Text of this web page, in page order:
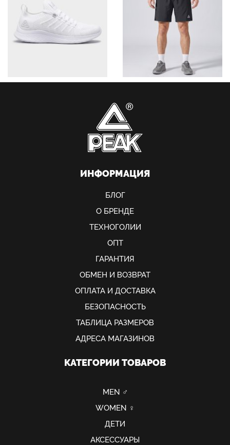
ИНФОРМАЦИЯ
БЛОГ
О БРЕНДЕ
ТЕХНОГОЛИИ
ОПТ
ГАРАНТИЯ
ОБМЕН И ВОЗВРАТ
ОПЛАТА И ДОСТАВКА
БЕЗОПАСНОСТЬ
ТАБЛИЦА РАЗМЕРОВ
АДРЕСА МАГАЗИНОВ
КАТЕГОРИИ ТОВАРОВ
MEN ♂
WOMEN ♀
ДЕТИ
АКСЕССУАРЫ